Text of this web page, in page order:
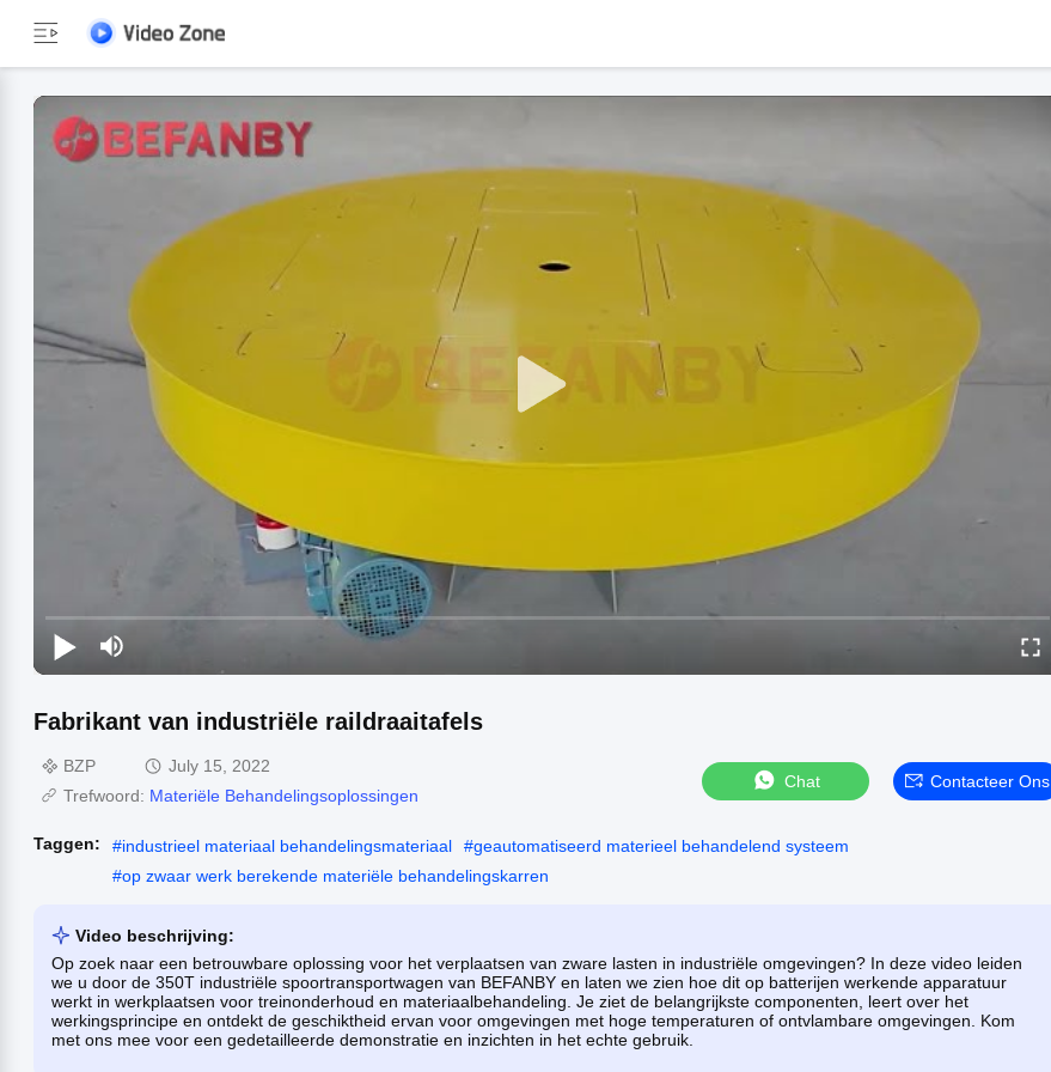
Fabrikant van industriële raildraaitafels
BZP
July 15, 2022
Trefwoord: Materiële Behandelingsoplossingen
Chat Contacteer Ons
Taggen: #industrieel materiaal behandelingsmateriaal #geautomatiseerd materieel behandelend systeem
#op zwaar werk berekende materiële behandelingskarren
Video beschrijving:
Op zoek naar een betrouwbare oplossing voor het verplaatsen van zware lasten in industriële omgevingen? In deze video leiden
we u door de 350T industriële spoortransportwagen van BEFANBY en laten we zien hoe dit op batterijen werkende apparatuur
werkt in werkplaatsen voor treinonderhoud en materiaalbehandeling. Je ziet de belangrijkste componenten, leert over het
werkingsprincipe en ontdekt de geschiktheid ervan voor omgevingen met hoge temperaturen of ontvlambare omgevingen. Kom
met ons mee voor een gedetailleerde demonstratie en inzichten in het echte gebruik.